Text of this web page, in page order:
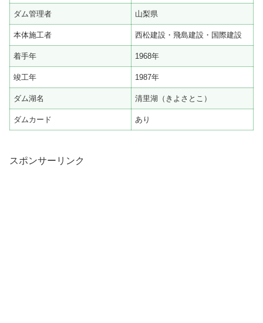
ダム管理者 山梨県
本体施工者 西松建設・飛島建設・国際建設
着手年 1968年
竣工年 1987年
ダム湖名 清里湖（きよさとこ）
ダムカード あり
スポンサーリンク